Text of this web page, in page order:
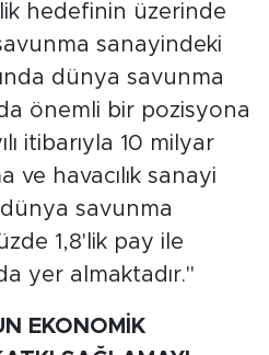
hedefinin üzerinde
sanayindeki
dünya savunma
önemli bir pozisyona
itibarıyla 10 milyar
ve havacılık sanayi
savunma
1,8'lik pay ile
yer almaktadır."
EKONOMİK